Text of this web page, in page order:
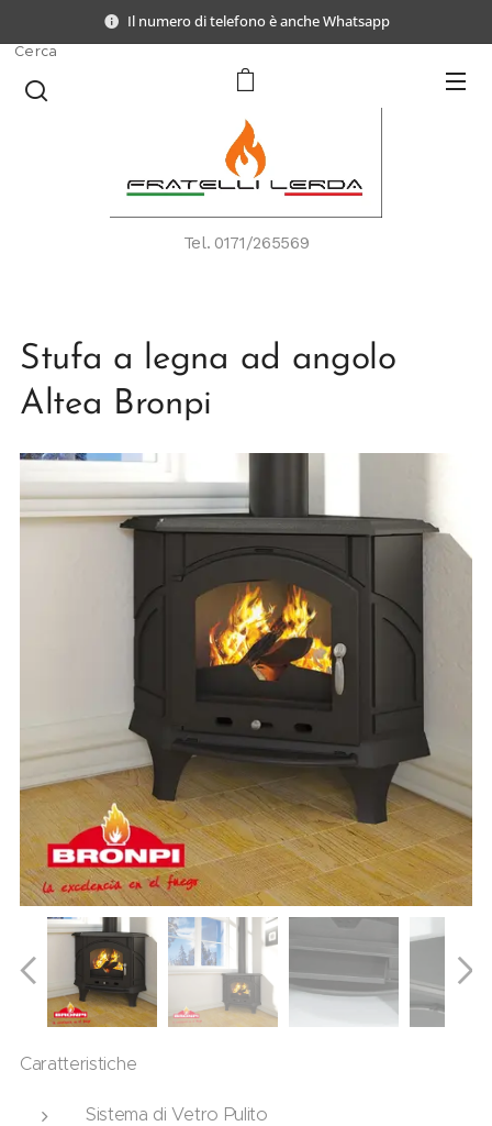
Il numero di telefono è anche Whatsapp
Tel. 0171/265569
Cerca
Stufa a legna ad angolo
Altea Bronpi
Caratteristiche
Sistema di Vetro Pulito